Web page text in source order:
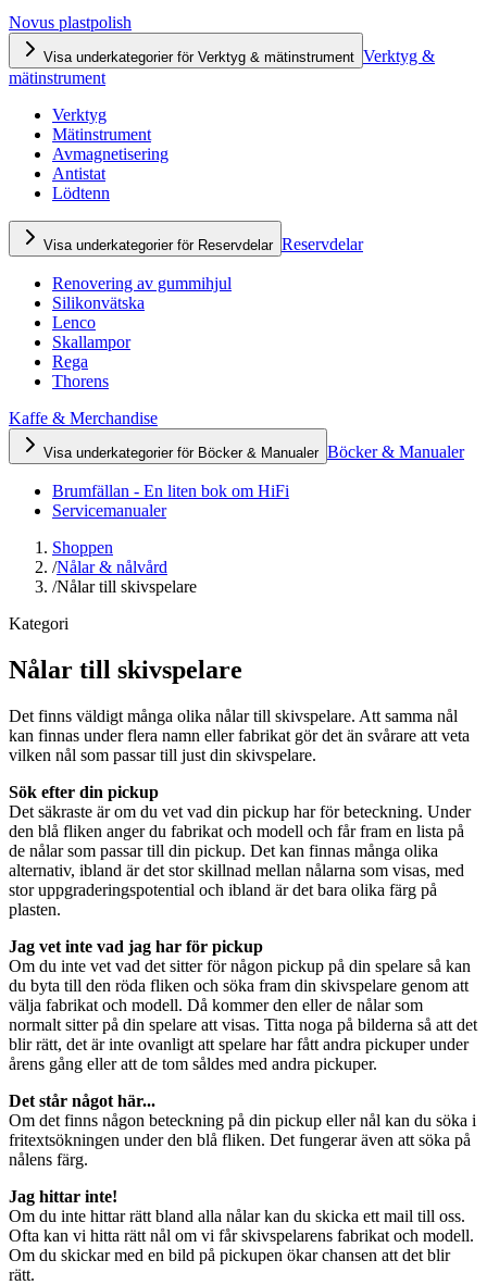
Novus plastpolish
Visa underkategorier för Verktyg & mätinstrument Verktyg &
mätinstrument
Verktyg
Mätinstrument
Avmagnetisering
Antistat
Lödtenn
Visa underkategorier för Reservdelar Reservdelar
Renovering av gummihjul
Silikonvätska
Lenco
Skallampor
Rega
Thorens
Kaffe & Merchandise
Visa underkategorier för Böcker & Manualer Böcker & Manualer
Brumfällan - En liten bok om HiFi
Servicemanualer
Shoppen
/Nålar & nålvård
/Nålar till skivspelare
Kategori
Nålar till skivspelare
Det finns väldigt många olika nålar till skivspelare. Att samma nål
kan finnas under flera namn eller fabrikat gör det än svårare att veta
vilken nål som passar till just din skivspelare.
Sök efter din pickup
Det säkraste är om du vet vad din pickup har för beteckning. Under
den blå fliken anger du fabrikat och modell och får fram en lista på
de nålar som passar till din pickup. Det kan finnas många olika
alternativ, ibland är det stor skillnad mellan nålarna som visas, med
stor uppgraderingspotential och ibland är det bara olika färg på
plasten.
Jag vet inte vad jag har för pickup
Om du inte vet vad det sitter för någon pickup på din spelare så kan
du byta till den röda fliken och söka fram din skivspelare genom att
välja fabrikat och modell. Då kommer den eller de nålar som
normalt sitter på din spelare att visas. Titta noga på bilderna så att det
blir rätt, det är inte ovanligt att spelare har fått andra pickuper under
årens gång eller att de tom såldes med andra pickuper.
Det står något här...
Om det finns någon beteckning på din pickup eller nål kan du söka i
fritextsökningen under den blå fliken. Det fungerar även att söka på
nålens färg.
Jag hittar inte!
Om du inte hittar rätt bland alla nålar kan du skicka ett mail till oss.
Ofta kan vi hitta rätt nål om vi får skivspelarens fabrikat och modell.
Om du skickar med en bild på pickupen ökar chansen att det blir
rätt.